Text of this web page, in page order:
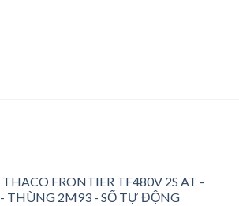
THACO FRONTIER TF480V 2S AT -
THÙNG 2M93 - SỐ TỰ ĐỘNG